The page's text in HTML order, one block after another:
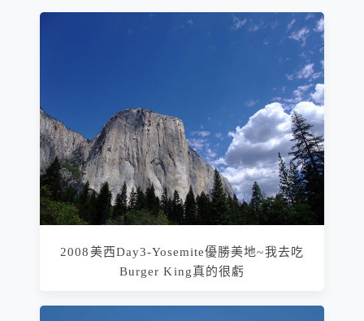
2008美西Day3-Yosemite優勝美地~我去吃
Burger King真的很虧